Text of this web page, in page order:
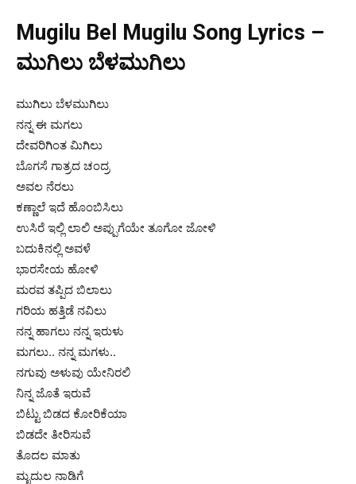
Mugilu Bel Mugilu Song Lyrics –
ಮುಗಿಲು ಬೆಳಮುಗಿಲು
ಮುಗಿಲು ಬೆಳಮುಗಿಲು
ನನ್ನ ಈ ಮಗಲು
ದೇವರಿಗಿಂತ ಮಿಗಿಲು
ಬೊಗಸೆ ಗಾತ್ರದ ಚಂದ್ರ
ಅವಲ ನೆರಲು
ಕಣ್ಣಾಲೆ ಇದೆ ಹೊಂಬಿಸಿಲು
ಉಸಿರೆ ಇಲ್ಲಿ ಲಾಲಿ ಅಪ್ಪುಗೆಯೇ ತೂಗೋ ಜೋಳಿ
ಬದುಕಿನಲ್ಲಿ ಅವಳೆ
ಭಾರಸೇಯ ಹೋಳಿ
ಮರವ ತಪ್ಪಿದ ಬಿಲಾಲು
ಗರಿಯ ಹತ್ತಿಡೆ ನವಿಲು
ನನ್ನ ಹಾಗಲು ನನ್ನ ಇರುಳು
ಮಗಲು.. ನನ್ನ ಮಗಳು..
ನಗುವು ಅಳುವು ಯೇನಿರಲಿ
ನಿನ್ನ ಜೊತೆ ಇರುವೆ
ಬಿಟ್ಟು ಬಿಡದ ಕೋರಿಕೆಯಾ
ಬಿಡದೇ ತೀರಿಸುವೆ
ತೊದಲ ಮಾತು
ಮೃದುಲ ನಾಡಿಗೆ